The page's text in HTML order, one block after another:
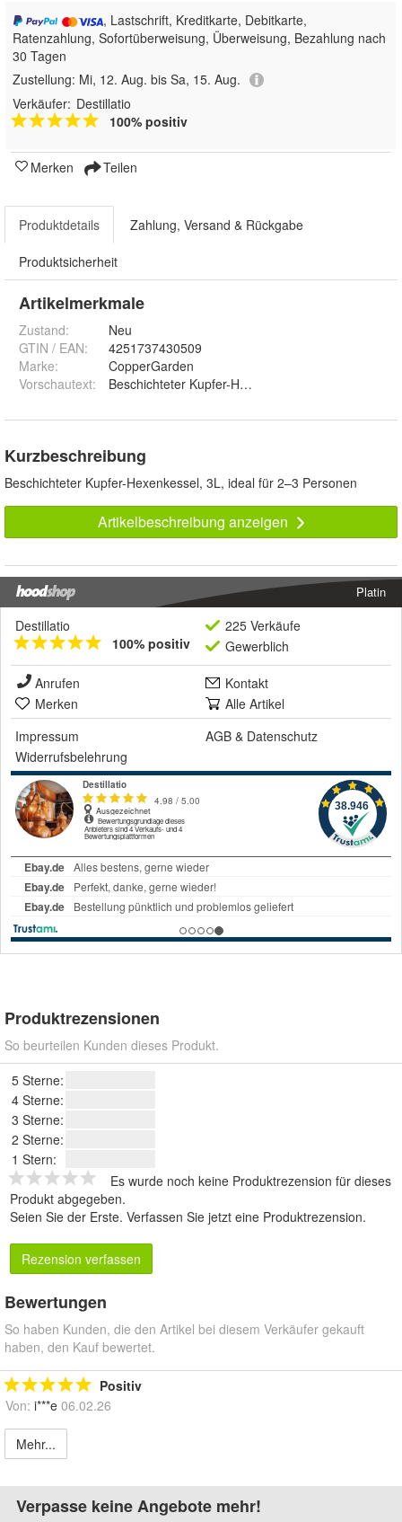
, Lastschrift, Kreditkarte, Debitkarte,
Ratenzahlung, Sofortüberweisung, Überweisung, Bezahlung nach
30 Tagen
Zustellung: Mi, 12. Aug. bis Sa, 15. Aug.
Verkäufer: Destillatio
100% positiv
Merken Teilen
Produktdetails Zahlung, Versand & Rückgabe
Produktsicherheit
Artikelmerkmale
Zustand:
Neu
GTIN / EAN:
4251737430509
Marke:
CopperGarden
Vorschautext: Beschichteter Kupfer-Hexenkessel, 3L, ideal für
Kurzbeschreibung
Beschichteter Kupfer-Hexenkessel, 3L, ideal für 2–3 Personen
Artikelbeschreibung anzeigen
Platin
Destillatio
100% positiv
225 Verkäufe
Gewerblich
Anrufen
Kontakt
Merken
Alle Artikel
Impressum
AGB & Datenschutz
Widerrufsbelehrung
Produktrezensionen
So beurteilen Kunden dieses Produkt.
5 Sterne:
4 Sterne:
3 Sterne:
2 Sterne:
1 Stern:
Es wurde noch keine Produktrezension für dieses
Produkt abgegeben.
Seien Sie der Erste. Verfassen Sie jetzt eine Produktrezension.
Rezension verfassen
Bewertungen
So haben Kunden, die den Artikel bei diesem Verkäufer gekauft
haben, den Kauf bewertet.
Positiv
Von: i***e 06.02.26
Mehr...
Verpasse keine Angebote mehr!